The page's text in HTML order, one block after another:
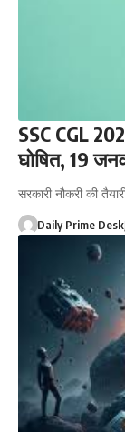
SSC CGL
घोषित, 19
सरकारी नौकरी की
Daily Prime Desk